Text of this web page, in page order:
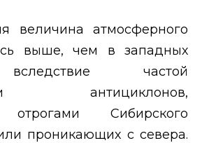
величина атмосферного
выше, чем в
западных
частой
антициклонов,
отрогами Сибирского
проникающих с севера.